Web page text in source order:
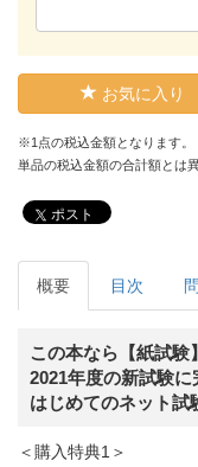
お気に入り
※1点の税込金額となります。
単品の税込金額の合計額とは
ポスト
概要 目次
この本なら【紙試験
2021年度の新試験に
はじめてのネット試
＜購入特典1＞